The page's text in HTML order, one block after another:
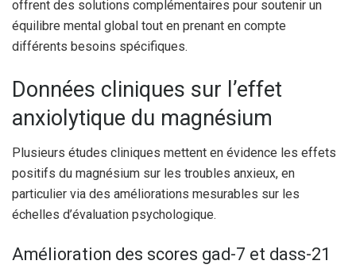
offrent des solutions complémentaires pour soutenir un
équilibre mental global tout en prenant en compte
différents besoins spécifiques.
Données cliniques sur l’effet
anxiolytique du magnésium
Plusieurs études cliniques mettent en évidence les effets
positifs du magnésium sur les troubles anxieux, en
particulier via des améliorations mesurables sur les
échelles d’évaluation psychologique.
Amélioration des scores gad-7 et dass-21